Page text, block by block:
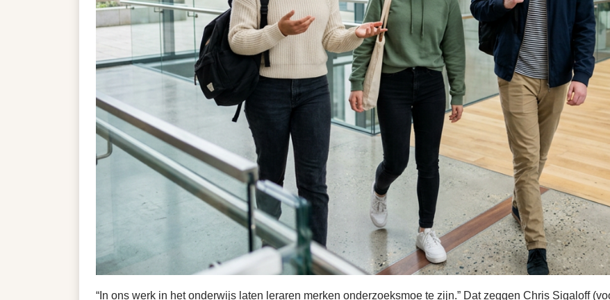
“In ons werk in het onderwijs laten leraren merken onderzoeksmoe te zijn.” Dat zeggen Chris Sigaloff